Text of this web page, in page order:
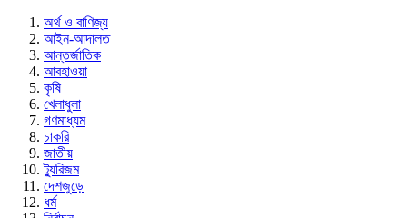
অর্থ ও বাণিজ্য
আইন-আদালত
আন্তর্জাতিক
আবহাওয়া
কৃষি
খেলাধুলা
গণমাধ্যম
চাকরি
জাতীয়
ট্যুরিজম
দেশজুড়ে
ধর্ম